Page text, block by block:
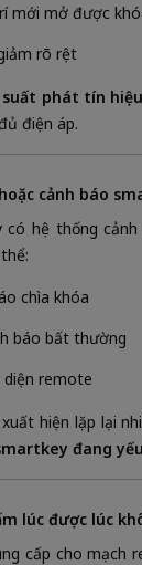
mới mở được
rõ rệt
suất phát tín
điện áp.
cảnh báo
có hệ thống
chìa khóa
báo bất thường
diện remote
hiện lặp lại
đang yếu
lúc được lúc
cấp cho mạch